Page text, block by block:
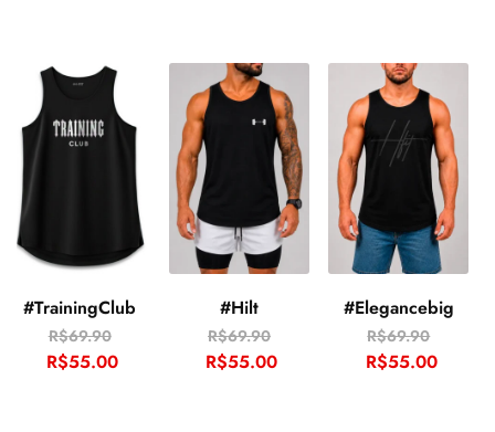
#TrainingClub
R$69.90
R$55.00
#Hilt
R$69.90
R$55.00
#Elegancebig
R$69.90
R$55.00